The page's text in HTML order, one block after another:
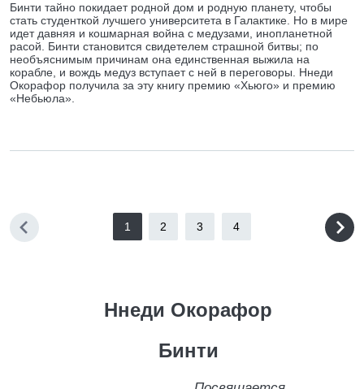
Бинти тайно покидает родной дом и родную планету, чтобы
стать студенткой лучшего университета в Галактике. Но в мире
идет давняя и кошмарная война с медузами, инопланетной
расой. Бинти становится свидетелем страшной битвы; по
необъяснимым причинам она единственная выжила на
корабле, и вождь медуз вступает с ней в переговоры. Ннеди
Окорафор получила за эту книгу премию «Хьюго» и премию
«Небьюла».
1 2 3 4
Ннеди Окорафор
Бинти